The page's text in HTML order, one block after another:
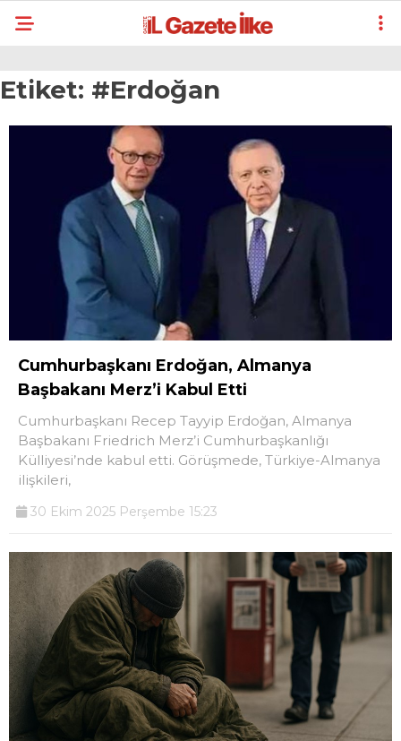
Etiket: #Erdoğan
Cumhurbaşkanı Erdoğan, Almanya
Başbakanı Merz’i Kabul Etti
Cumhurbaşkanı Recep Tayyip Erdoğan, Almanya
Başbakanı Friedrich Merz’i Cumhurbaşkanlığı
Külliyesi’nde kabul etti. Görüşmede, Türkiye-Almanya
ilişkileri,
30 Ekim 2025 Perşembe 15:23